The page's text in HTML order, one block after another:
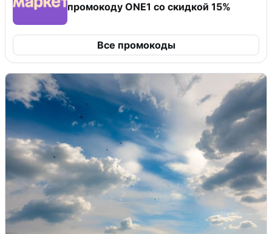
промокоду ONE1 со скидкой 15%
Все промокоды